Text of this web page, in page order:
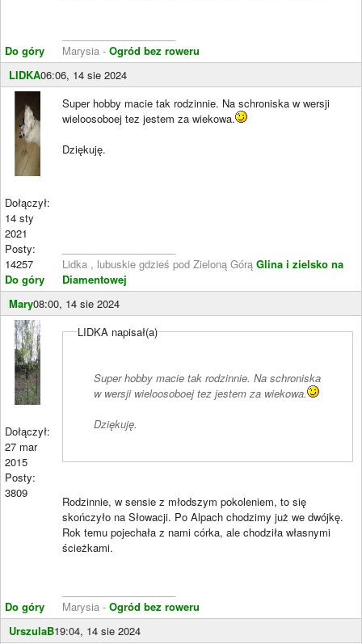
Do góry
Marysia - Ogród bez roweru
LIDKA06:06, 14 sie 2024
Dołączył:
14 sty
2021
Posty:
14257
Do góry
Super hobby macie tak rodzinnie. Na schroniska w wersji
wieloosoboej tez jestem za wiekowa.
Dziękuję.
Lidka , lubuskie gdzieś pod Zieloną Górą Glina i zielsko na
Diamentowej
Mary08:00, 14 sie 2024
Dołączył:
27 mar
2015
Posty:
3809
Do góry
LIDKA napisał(a)
Super hobby macie tak rodzinnie. Na schroniska
w wersji wieloosoboej tez jestem za wiekowa.
Dziękuję.
Rodzinnie, w sensie z młodszym pokoleniem, to się
skończyło na Słowacji. Po Alpach chodzimy już we dwójkę.
Rok temu pojechała z nami córka, ale chodziła własnymi
ścieżkami.
Marysia - Ogród bez roweru
UrszulaB19:04, 14 sie 2024